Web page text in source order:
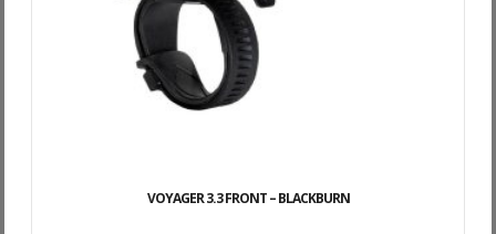
VOYAGER 3.3 FRONT – BLACKBURN